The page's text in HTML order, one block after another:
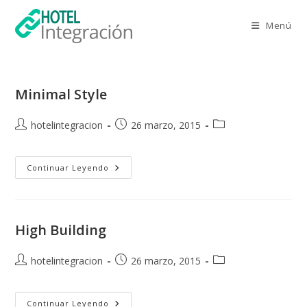
contenido
Menú
Minimal Style
Autor
la
entrada:
hotelintegracion
Publicación
la
entrada:
26 marzo, 2015
Categoría
Continuar Leyendo Minimal
Style
High Building
Autor
la
entrada:
hotelintegracion
Publicación
la
entrada:
26 marzo, 2015
Categoría
Continuar Leyendo High